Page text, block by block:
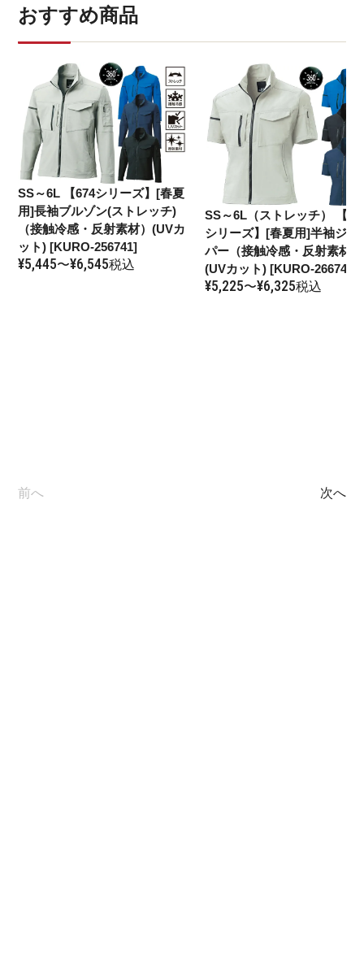
おすすめ商品
前へ
SS～6L
【674シリーズ】[春夏
用]長袖ブルゾン(ストレッチ)
（接触冷感・反射素材）(UVカ
ット) [KURO-256741]
¥5,445〜¥6,545税込
SS～6L（ストレッチ）
【
シリーズ】[春夏用]半袖ジャ
パー（接触冷感・反射素材）
(UVカット) [KURO-266741]
¥5,225〜¥6,325税込
次へ